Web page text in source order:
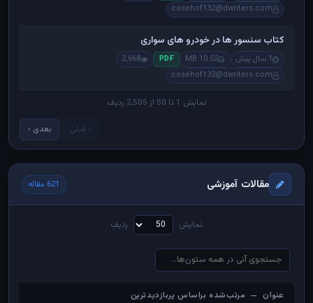
cosehof132@dwriters.com
کتاب سنسور ها در خودرو های سواری
1 سال پیش 10.52 MB
PDF
2,668
cosehof132@dwriters.com
نمایش 1 تا 50 از 2,505 ردیف
‹ قبلی بعدی ›
مقالات آموزشی 621 مقاله
نمایش ردیف
عنوان — مرتب‌شده براساس پربازدیدترین